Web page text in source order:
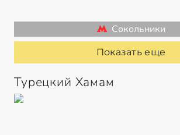
Сокольники
Показать еще
Турецкий Хамам